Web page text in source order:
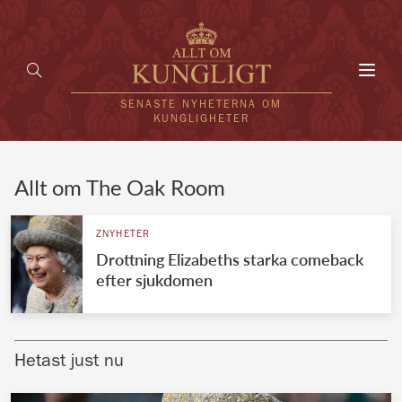
SENASTE NYHETERNA OM
KUNGLIGHETER
UTLÄNDSKT
VÄRLDENS KUNGAHUS
Brittiska kungahuset
Allt om The Oak Room
ZNYHETER
Drottning Elizabeths starka comeback
efter sjukdomen
Hetast just nu